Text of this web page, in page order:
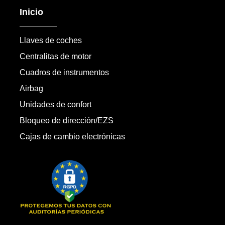
Inicio
Llaves de coches
Centralitas de motor
Cuadros de instrumentos
Airbag
Unidades de confort
Bloqueo de dirección/EZS
Cajas de cambio electrónicas